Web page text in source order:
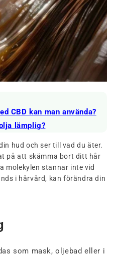
CBD kan man använda?
lämplig?
hud och ser till vad du äter.
på att skämma bort ditt hår
molekylen stannar inte vid
i hårvård, kan förändra din
som mask, oljebad eller i